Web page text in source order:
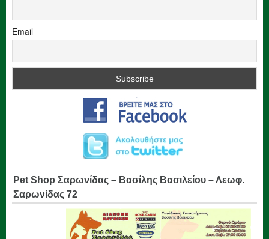
Email
Pet Shop Σαρωνίδας – Βασίλης Βασιλείου – Λεωφ.
Σαρωνίδας 72